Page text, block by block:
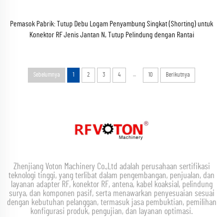
Pemasok Pabrik: Tutup Debu Logam Penyambung Singkat (Shorting) untuk
Konektor RF Jenis Jantan N, Tutup Pelindung dengan Rantai
Sebelumnya 1 2 3 4 ... 10 Berikutnya
Zhenjiang Voton Machinery Co.,Ltd adalah perusahaan sertifikasi
teknologi tinggi, yang terlibat dalam pengembangan, penjualan, dan
layanan adapter RF, konektor RF, antena, kabel koaksial, pelindung
surya, dan komponen pasif, serta menawarkan penyesuaian sesuai
dengan kebutuhan pelanggan, termasuk jasa pembuktian, pemilihan
konfigurasi produk, pengujian, dan layanan optimasi.